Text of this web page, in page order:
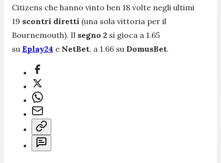
Citizens che hanno vinto ben 18 volte negli ultimi
19 scontri diretti (una sola vittoria per il
Bournemouth). Il segno 2 si gioca a 1.65
su Eplay24 e NetBet, a 1.66 su DomusBet.